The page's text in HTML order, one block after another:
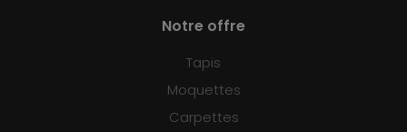
Notre offre
Tapis
Moquettes
Carpettes